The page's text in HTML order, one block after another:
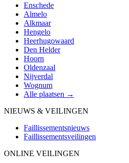
Enschede
Almelo
Alkmaar
Hengelo
Heerhugowaard
Den Helder
Hoorn
Oldenzaal
Nijverdal
Wognum
Alle plaatsen →
NIEUWS & VEILINGEN
Faillissementsnieuws
Faillissementsveilingen
ONLINE VEILINGEN